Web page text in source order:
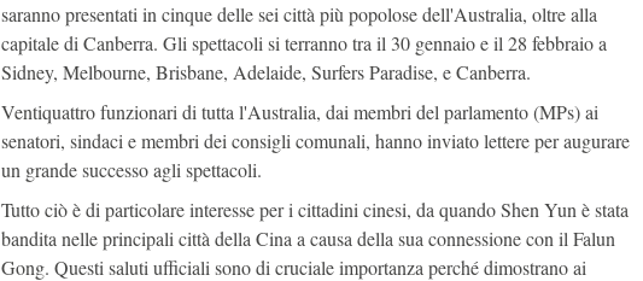
saranno presentati in cinque delle sei città più popolose dell'Australia, oltre alla
capitale di Canberra. Gli spettacoli si terranno tra il 30 gennaio e il 28 febbraio a
Sidney, Melbourne, Brisbane, Adelaide, Surfers Paradise, e Canberra.
Ventiquattro funzionari di tutta l'Australia, dai membri del parlamento (MPs) ai
senatori, sindaci e membri dei consigli comunali, hanno inviato lettere per augurare
un grande successo agli spettacoli.
Tutto ciò è di particolare interesse per i cittadini cinesi, da quando Shen Yun è stata
bandita nelle principali città della Cina a causa della sua connessione con il Falun
Gong. Questi saluti ufficiali sono di cruciale importanza perché dimostrano ai